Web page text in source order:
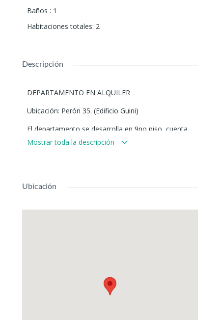
Baños : 1
Habitaciones totales: 2
Descripción
DEPARTAMENTO EN ALQUILER
Ubicación: Perón 35. (Edificio Guini)
El departamento se desarrolla en 9no piso, cuenta
con cocina/lavadero, living/comedor, baño completo
Mostrar toda la descripción
Ubicación